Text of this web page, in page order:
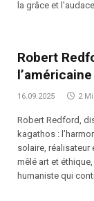
la grâce et
Robert
l’américaine
16.09.2025 2
Robert Redford,
kagathos :
solaire, réalisateur
mêlé art et
humaniste qui